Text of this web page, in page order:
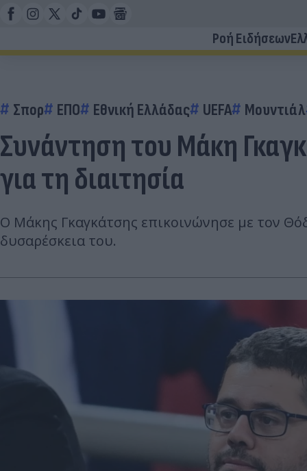
Ροή Ειδήσεων
Σπορ ΕΠΟ Εθνική Ελλάδας UEFA Μουντιάλ
Συνάντηση του Μάκη
για τη διαιτησία
Ο Μάκης Γκαγκάτσης επικοινώνησε με τον
δυσαρέσκεια του.